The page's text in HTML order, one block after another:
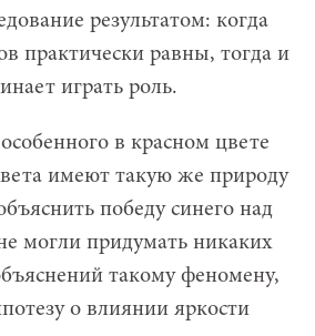
результатом: когда
практически равны, тогда и
играть роль.
в красном цвете
имеют такую же природу
победу синего над
могли придумать никаких
такому феномену,
о влиянии яркости